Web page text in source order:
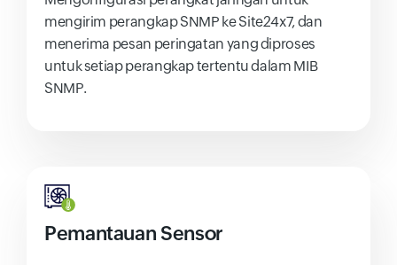
mengirim perangkap SNMP ke Site24x7, dan
menerima pesan peringatan yang diproses
untuk setiap perangkap tertentu dalam MIB
SNMP.
Pemantauan Sensor